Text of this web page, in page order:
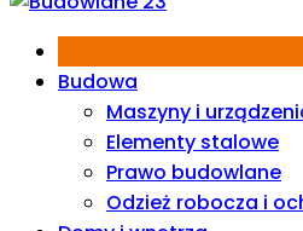
Budowa
Maszyny i
Elementy stalowe
Prawo budowlane
Odzież robocza i